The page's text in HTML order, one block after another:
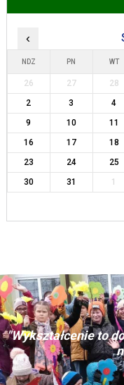
‹
NDZ PN WT
26 27 28
2
3 4
9
10 11
16
17 18
23
24 25
30
31 1
"Wykształcenie to